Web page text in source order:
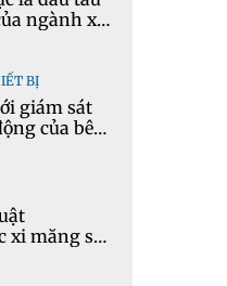
ngành xi
BỊ
giám sát
của bê
xi măng sử